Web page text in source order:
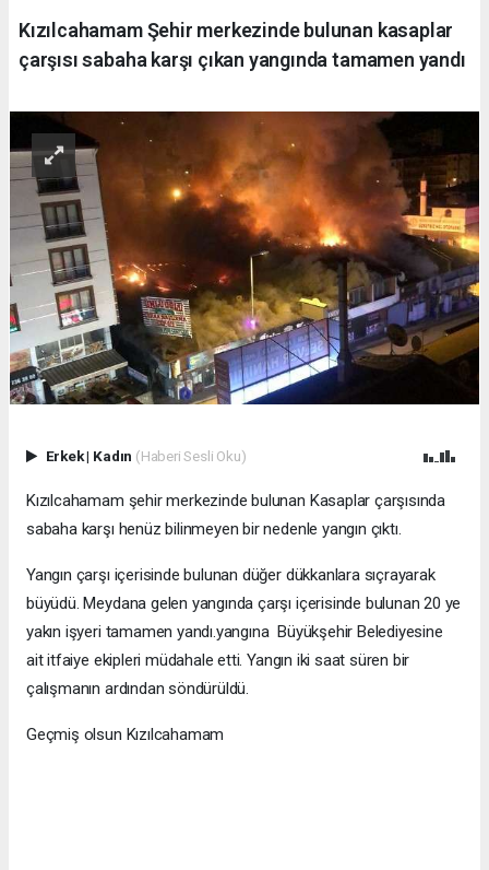
Kızılcahamam Şehir merkezinde bulunan kasaplar
çarşısı sabaha karşı çıkan yangında tamamen yandı
Erkek| Kadın (Haberi Sesli Oku)
Kızılcahamam şehir merkezinde bulunan Kasaplar çarşısında
sabaha karşı henüz bilinmeyen bir nedenle yangın çıktı.
Yangın çarşı içerisinde bulunan düğer dükkanlara sıçrayarak
büyüdü. Meydana gelen yangında çarşı içerisinde bulunan 20 ye
yakın işyeri tamamen yandı.yangına Büyükşehir Belediyesine
ait itfaiye ekipleri müdahale etti. Yangın iki saat süren bir
çalışmanın ardından söndürüldü.
Geçmiş olsun Kızılcahamam